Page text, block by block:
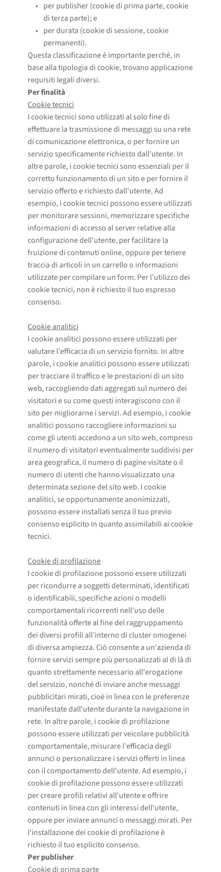
per publisher (cookie di prima parte, cookie
di terza parte); e
per durata (cookie di sessione, cookie
permanenti).
Questa classificazione è importante perché, in
base alla tipologia di cookie, trovano applicazione
requisiti legali diversi.
Per finalità
Cookie tecnici
I cookie tecnici sono utilizzati al solo fine di
effettuare la trasmissione di messaggi su una rete
di comunicazione elettronica, o per fornire un
servizio specificamente richiesto dall'utente. In
altre parole, i cookie tecnici sono essenziali per il
corretto funzionamento di un sito e per fornire il
servizio offerto e richiesto dall'utente. Ad
esempio, i cookie tecnici possono essere utilizzati
per monitorare sessioni, memorizzare specifiche
informazioni di accesso al server relative alla
configurazione dell'utente, per facilitare la
fruizione di contenuti online, oppure per tenere
traccia di articoli in un carrello o informazioni
utilizzate per compilare un form. Per l'utilizzo dei
cookie tecnici, non è richiesto il tuo espresso
consenso.
Cookie analitici
I cookie analitici possono essere utilizzati per
valutare l'efficacia di un servizio fornito. In altre
parole, i cookie analitici possono essere utilizzati
per tracciare il traffico e le prestazioni di un sito
web, raccogliendo dati aggregati sul numero dei
visitatori e su come questi interagiscono con il
sito per migliorarne i servizi. Ad esempio, i cookie
analitici possono raccogliere informazioni su
come gli utenti accedono a un sito web, compreso
il numero di visitatori eventualmente suddivisi per
area geografica, il numero di pagine visitate o il
numero di utenti che hanno visualizzato una
determinata sezione del sito web. I cookie
analitici, se opportunamente anonimizzati,
possono essere installati senza il tuo previo
consenso esplicito in quanto assimilabili ai cookie
tecnici.
Cookie di profilazione
I cookie di profilazione possono essere utilizzati
per ricondurre a soggetti determinati, identificati
o identificabili, specifiche azioni o modelli
comportamentali ricorrenti nell'uso delle
funzionalità offerte al fine del raggruppamento
dei diversi profili all'interno di cluster omogenei
di diversa ampiezza. Ciò consente a un'azienda di
fornire servizi sempre più personalizzati al di là di
quanto strettamente necessario all'erogazione
del servizio, nonché di inviare anche messaggi
pubblicitari mirati, cioè in linea con le preferenze
manifestate dall'utente durante la navigazione in
rete. In altre parole, i cookie di profilazione
possono essere utilizzati per veicolare pubblicità
comportamentale, misurare l'efficacia degli
annunci o personalizzare i servizi offerti in linea
con il comportamento dell'utente. Ad esempio, i
cookie di profilazione possono essere utilizzati
per creare profili relativi all'utente e offrire
contenuti in linea con gli interessi dell'utente,
oppure per inviare annunci o messaggi mirati. Per
l'installazione dei cookie di profilazione è
richiesto il tuo esplicito consenso.
Per publisher
Cookie di prima parte